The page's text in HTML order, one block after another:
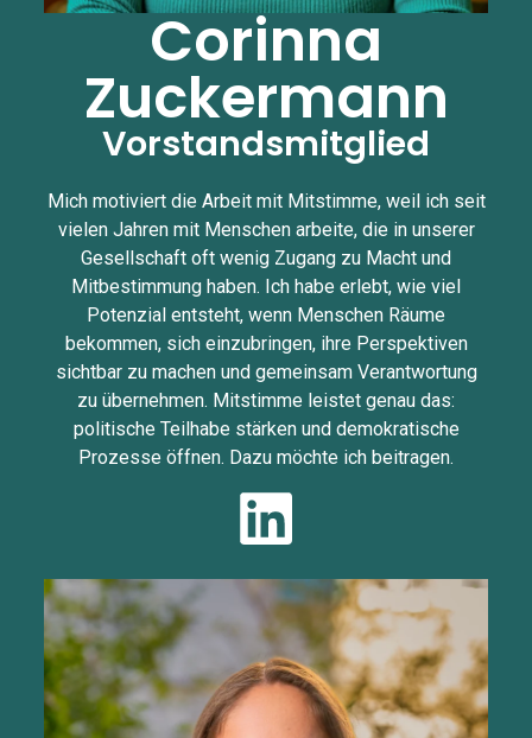
Corinna
Zuckermann
Vorstandsmitglied
Mich motiviert die Arbeit mit Mitstimme, weil ich seit
vielen Jahren mit Menschen arbeite, die in unserer
Gesellschaft oft wenig Zugang zu Macht und
Mitbestimmung haben. Ich habe erlebt, wie viel
Potenzial entsteht, wenn Menschen Räume
bekommen, sich einzubringen, ihre Perspektiven
sichtbar zu machen und gemeinsam Verantwortung
zu übernehmen. Mitstimme leistet genau das:
politische Teilhabe stärken und demokratische
Prozesse öffnen. Dazu möchte ich beitragen.